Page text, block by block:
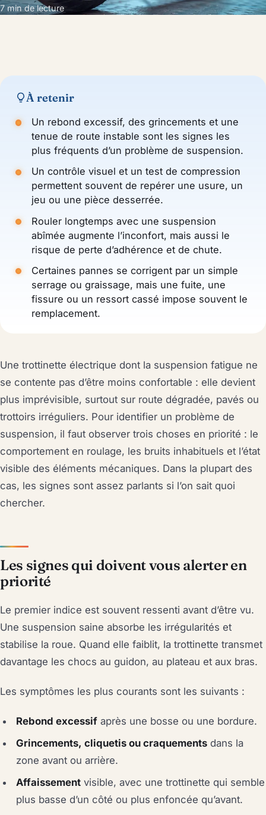
7 min de lecture
À retenir
Un rebond excessif, des grincements et une
tenue de route instable sont les signes les
plus fréquents d’un problème de suspension.
Un contrôle visuel et un test de compression
permettent souvent de repérer une usure, un
jeu ou une pièce desserrée.
Rouler longtemps avec une suspension
abîmée augmente l’inconfort, mais aussi le
risque de perte d’adhérence et de chute.
Certaines pannes se corrigent par un simple
serrage ou graissage, mais une fuite, une
fissure ou un ressort cassé impose souvent le
remplacement.
Une trottinette électrique dont la suspension fatigue ne
se contente pas d’être moins confortable : elle devient
plus imprévisible, surtout sur route dégradée, pavés ou
trottoirs irréguliers. Pour identifier un problème de
suspension, il faut observer trois choses en priorité : le
comportement en roulage, les bruits inhabituels et l’état
visible des éléments mécaniques. Dans la plupart des
cas, les signes sont assez parlants si l’on sait quoi
chercher.
Les signes qui doivent vous alerter en
priorité
Le premier indice est souvent ressenti avant d’être vu.
Une suspension saine absorbe les irrégularités et
stabilise la roue. Quand elle faiblit, la trottinette transmet
davantage les chocs au guidon, au plateau et aux bras.
Les symptômes les plus courants sont les suivants :
Rebond excessif après une bosse ou une bordure.
Grincements, cliquetis ou craquements dans la
zone avant ou arrière.
Affaissement visible, avec une trottinette qui semble
plus basse d’un côté ou plus enfoncée qu’avant.